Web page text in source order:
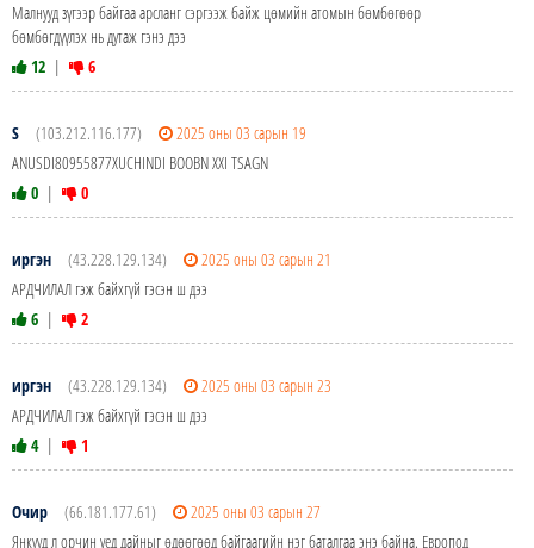
Малнууд зүгээр байгаа арсланг сэргээж байж цөмийн атомын бөмбөгөөр
бөмбөгдүүлэх нь дутаж гэнэ дээ
12 | 6
S (103.212.116.177)
2025 оны 03 сарын 19
ANUSDI80955877XUCHINDI BOOBN XXI TSAGN
0 | 0
иргэн (43.228.129.134)
2025 оны 03 сарын 21
АРДЧИЛАЛ гэж байхгүй гэсэн ш дээ
6 | 2
иргэн (43.228.129.134)
2025 оны 03 сарын 23
АРДЧИЛАЛ гэж байхгүй гэсэн ш дээ
4 | 1
Очир (66.181.177.61)
2025 оны 03 сарын 27
Янкууд л орчин үед дайныг өдөөгөөд байгаагийн нэг баталгаа энэ байна. Европод